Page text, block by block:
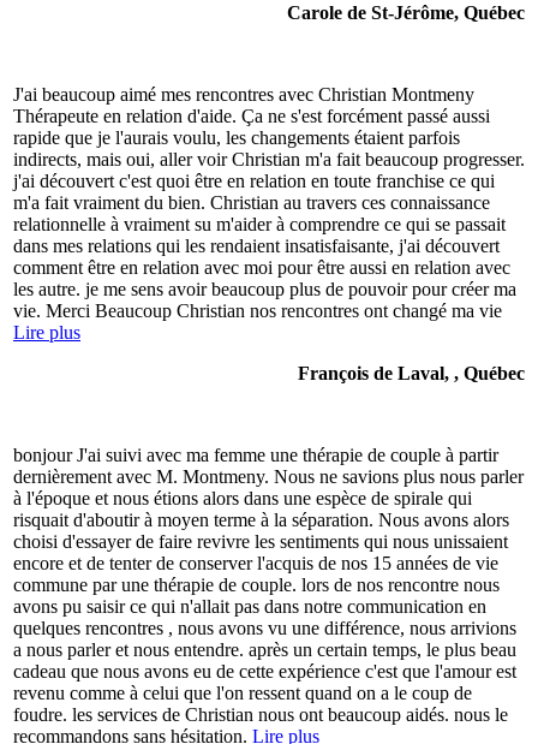
Carole de St-Jérôme, Québec
J'ai beaucoup aimé mes rencontres avec Christian Montmeny
Thérapeute en relation d'aide. Ça ne s'est forcément passé aussi
rapide que je l'aurais voulu, les changements étaient parfois
indirects, mais oui, aller voir Christian m'a fait beaucoup progresser.
j'ai découvert c'est quoi être en relation en toute franchise ce qui
m'a fait vraiment du bien. Christian au travers ces connaissance
relationnelle à vraiment su m'aider à comprendre ce qui se passait
dans mes relations qui les rendaient insatisfaisante, j'ai découvert
comment être en relation avec moi pour être aussi en relation avec
les autre. je me sens avoir beaucoup plus de pouvoir pour créer ma
vie. Merci Beaucoup Christian nos rencontres ont changé ma vie
Lire plus
François de Laval, , Québec
bonjour J'ai suivi avec ma femme une thérapie de couple à partir
dernièrement avec M. Montmeny. Nous ne savions plus nous parler
à l'époque et nous étions alors dans une espèce de spirale qui
risquait d'aboutir à moyen terme à la séparation. Nous avons alors
choisi d'essayer de faire revivre les sentiments qui nous unissaient
encore et de tenter de conserver l'acquis de nos 15 années de vie
commune par une thérapie de couple. lors de nos rencontre nous
avons pu saisir ce qui n'allait pas dans notre communication en
quelques rencontres , nous avons vu une différence, nous arrivions
a nous parler et nous entendre. après un certain temps, le plus beau
cadeau que nous avons eu de cette expérience c'est que l'amour est
revenu comme à celui que l'on ressent quand on a le coup de
foudre. les services de Christian nous ont beaucoup aidés. nous le
recommandons sans hésitation. Lire plus